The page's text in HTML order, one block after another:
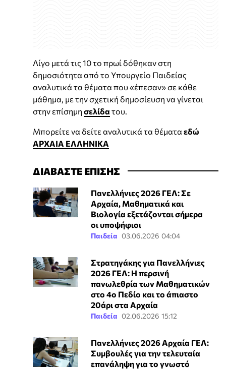
Λίγο μετά τις 10 το πρωί δόθηκαν στη
δημοσιότητα από το Υπουργείο Παιδείας
αναλυτικά τα θέματα που «έπεσαν» σε κάθε
μάθημα, με την σχετική δημοσίευση να γίνεται
στην επίσημη σελίδα του.
Μπορείτε να δείτε αναλυτικά τα θέματα εδώ
ΑΡΧΑΙΑ ΕΛΛΗΝΙΚΑ
ΔΙΑΒΑΣΤΕ ΕΠΙΣΗΣ
Πανελλήνιες 2026 ΓΕΛ: Σε
Αρχαία, Μαθηματικά και
Βιολογία εξετάζονται σήμερα
οι υποψήφιοι
Παιδεία 03.06.2026 04:04
Στρατηγάκης για Πανελλήνιες
2026 ΓΕΛ: Η περσινή
πανωλεθρία των Μαθηματικών
στο 4ο Πεδίο και το άπιαστο
20άρι στα Αρχαία
Παιδεία 02.06.2026 15:12
Πανελλήνιες 2026 Αρχαία ΓΕΛ:
Συμβουλές για την τελευταία
επανάληψη για το γνωστό